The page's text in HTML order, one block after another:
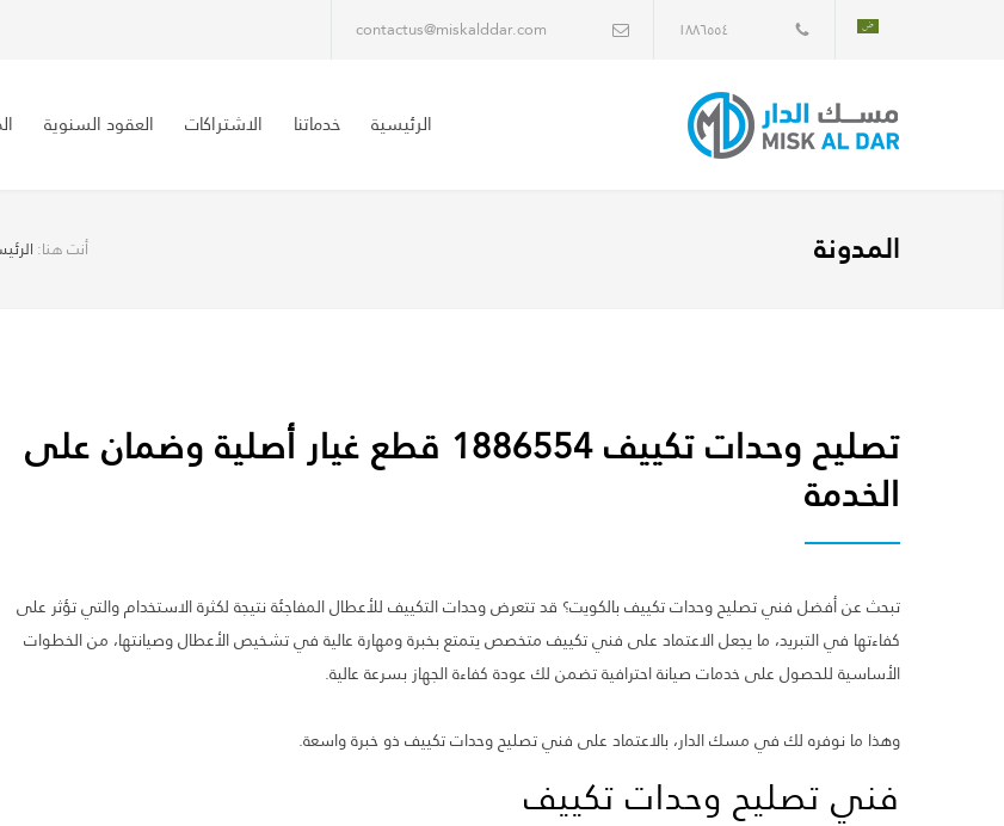
١٨٨٦٥٥٤ contactus@miskalddar.com
الرئيسية خدماتنا الاشتراكات العقود السنوية
المدونة أنت هنا:
تصليح وحدات تكييف 1886554 قطع غيار أصلية وضمان على
الخدمة
تبحث عن أفضل فني تصليح وحدات تكييف بالكويت؟ قد تتعرض وحدات التكييف للأعطال المفاجئة نتيجة لكثرة الاستخدام والتي تؤثر على
كفاءتها في التبريد، ما يجعل الاعتماد على فني تكييف متخصص يتمتع بخبرة ومهارة عالية في تشخيص الأعطال وصيانتها، من الخطوات
الأساسية للحصول على خدمات صيانة احترافية تضمن لك عودة كفاءة الجهاز بسرعة عالية.
وهذا ما نوفره لك في مسك الدار، بالاعتماد على فني تصليح وحدات تكييف ذو خبرة واسعة.
فني تصليح وحدات تكييف